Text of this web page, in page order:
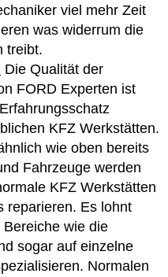
viel mehr Zeit
was widerrum die
treibt.
Die Qualität der
FORD Experten ist
KFZ Werkstätten.
wie oben bereits
Fahrzeuge werden
KFZ Werkstätten
reparieren. Es lohnt
wie die
sogar auf einzelne
Normalen